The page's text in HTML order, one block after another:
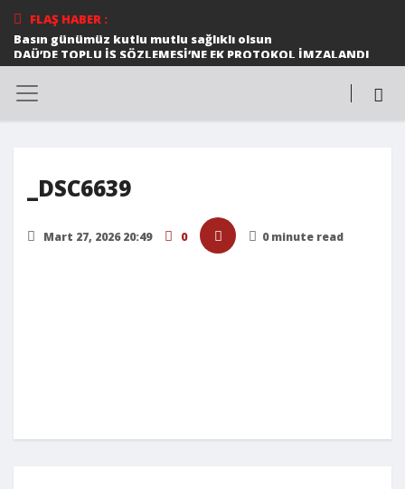
FLAŞ HABER :
Basın günümüz kutlu mutlu sağlıklı olsun
DAÜ’DE TOPLU İŞ SÖZLEMESİ’NE EK PROTOKOL İMZALANDI
Ortak konser
Halk dansları gösterileri beğeni topladı
DAÜ MİMARLIK FAKÜLTESİ ÖĞRETİM ÜYESİ PROF. DR.
İLE İLGİLİ AÇIKLAMALARDA BULUNDU
*Cumhurbaşkanı Ersin Tatar, Birkan Uzun anısına
TÜRKÜLERLE DAÜ’NÜN BU YILKİ KONUĞU EDİP AKBAYRAM
TELSİM FREEZONE 8. LİSELERARASI MÜZİK YARIŞMASI
_DSC6639
Mart 27, 2026 20:49 0 0 minute read